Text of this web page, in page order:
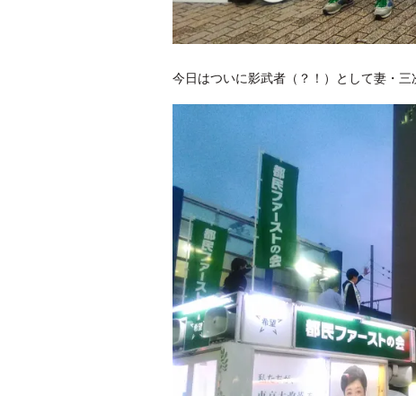
今日はついに影武者（？！）として妻・三